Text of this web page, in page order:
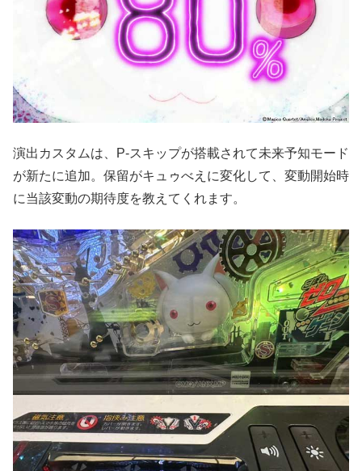
演出カスタムは、P-スキップが搭載されて未来予知モード
が新たに追加。保留がキュゥべえに変化して、変動開始時
に当該変動の期待度を教えてくれます。